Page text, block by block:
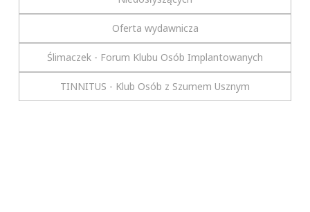
Oferta wydawnicza
Ślimaczek - Forum Klubu Osób Implantowanych
TINNITUS - Klub Osób z Szumem Usznym